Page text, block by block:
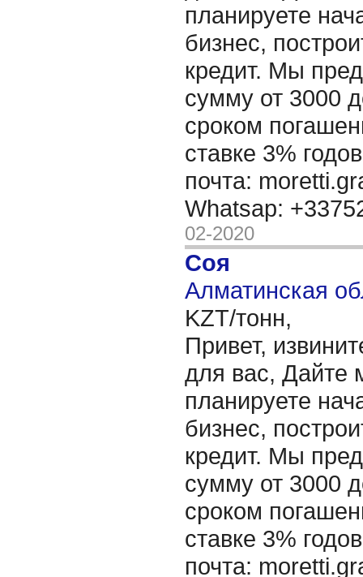
планируете
бизнес,
кредит. Мы
сумму от 3000
сроком
ставке 3%
почта:
Whatsap:
02-2020
Соя
Алматинская
KZT/тонн,
Привет,
для вас, Дайте
планируете
бизнес,
кредит. Мы
сумму от 3000
сроком
ставке 3%
почта: